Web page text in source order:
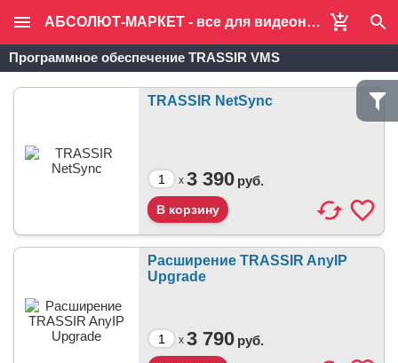
АБСОЛЮТ-МАРКЕТ - все для видеонаблюдения и систем безопасности
Программное обеспечение TRASSIR VMS
TRASSIR NetSync
x 3 390 руб.
Расширение TRASSIR AnyIP
Upgrade
x 3 790 руб.